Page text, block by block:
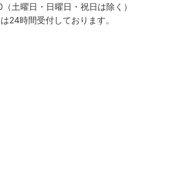
土曜日・日曜日・祝日は除く）
24時間受付しております。